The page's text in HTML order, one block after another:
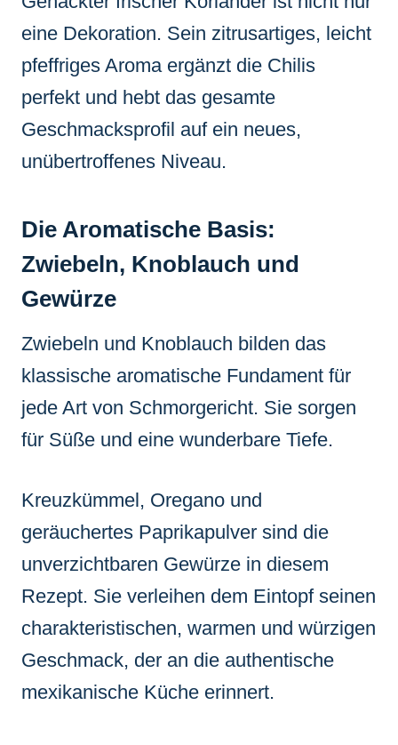
eine Dekoration. Sein zitrusartiges, leicht
pfeffriges Aroma ergänzt die Chilis
perfekt und hebt das gesamte
Geschmacksprofil auf ein neues,
unübertroffenes Niveau.
Die Aromatische Basis:
Zwiebeln, Knoblauch und
Gewürze
Zwiebeln und Knoblauch bilden das
klassische aromatische Fundament für
jede Art von Schmorgericht. Sie sorgen
für Süße und eine wunderbare Tiefe.
Kreuzkümmel, Oregano und
geräuchertes Paprikapulver sind die
unverzichtbaren Gewürze in diesem
Rezept. Sie verleihen dem Eintopf seinen
charakteristischen, warmen und würzigen
Geschmack, der an die authentische
mexikanische Küche erinnert.